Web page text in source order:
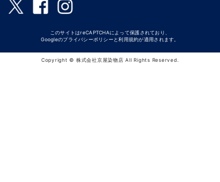
このサイトはreCAPTCHAによって保護されており、
Googleのプライバシーポリシー と利用規約が適用されます。
Copyright © 株式会社京屋染物店 All Rights Reserved.